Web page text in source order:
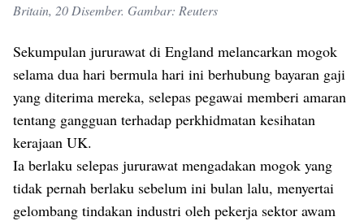
Britain, 20 Disember. Gambar: Reuters
Sekumpulan jururawat di England melancarkan mogok
selama dua hari bermula hari ini berhubung bayaran gaji
yang diterima mereka, selepas pegawai memberi amaran
tentang gangguan terhadap perkhidmatan kesihatan
kerajaan UK.
Ia berlaku selepas jururawat mengadakan mogok yang
tidak pernah berlaku sebelum ini bulan lalu, menyertai
gelombang tindakan industri oleh pekerja sektor awam